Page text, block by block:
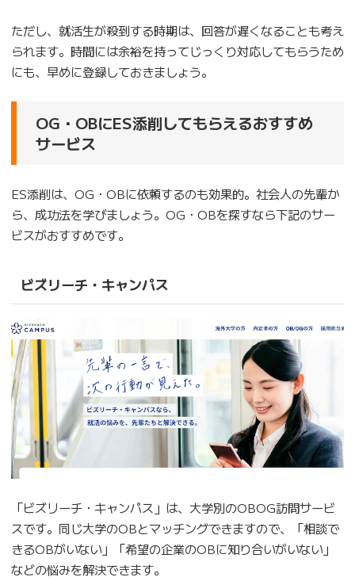
ただし、就活生が殺到する時期は、回答が遅くなることも考え
られます。時間には余裕を持ってじっくり対応してもらうため
にも、早めに登録しておきましょう。
OG・OBにES添削してもらえるおすすめ
サービス
ES添削は、OG・OBに依頼するのも効果的。社会人の先輩か
ら、成功法を学びましょう。OG・OBを探すなら下記のサー
ビスがおすすめです。
ビズリーチ・キャンパス
「ビズリーチ・キャンパス」は、大学別のOBOG訪問サービ
スです。同じ大学のOBとマッチングできますので、「相談で
きるOBがいない」「希望の企業のOBに知り合いがいない」
などの悩みを解決できます。